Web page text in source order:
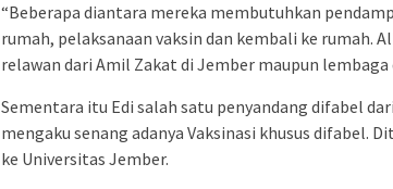
“Beberapa diantara mereka membutuhkan
rumah, pelaksanaan vaksin dan kembali ke rumah.
relawan dari Amil Zakat di Jember maupun
Sementara itu Edi salah satu penyandang difabel
mengaku senang adanya Vaksinasi khusus difabel.
ke Universitas Jember.